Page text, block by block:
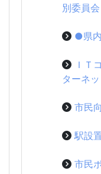
別委員会
●県
ＩＴ
ターネ
市民
駅設
市民